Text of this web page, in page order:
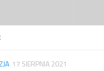
17 SIERPNIA 2021